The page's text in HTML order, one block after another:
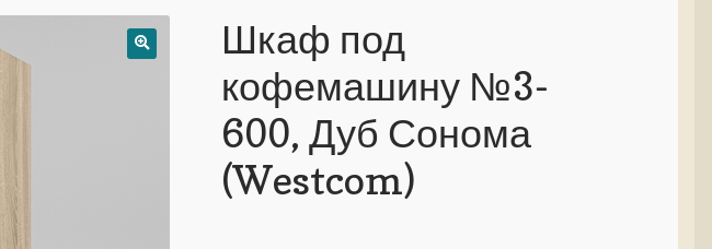
Шкаф под
кофемашину №3-
600, Дуб Сонома
(Westcom)